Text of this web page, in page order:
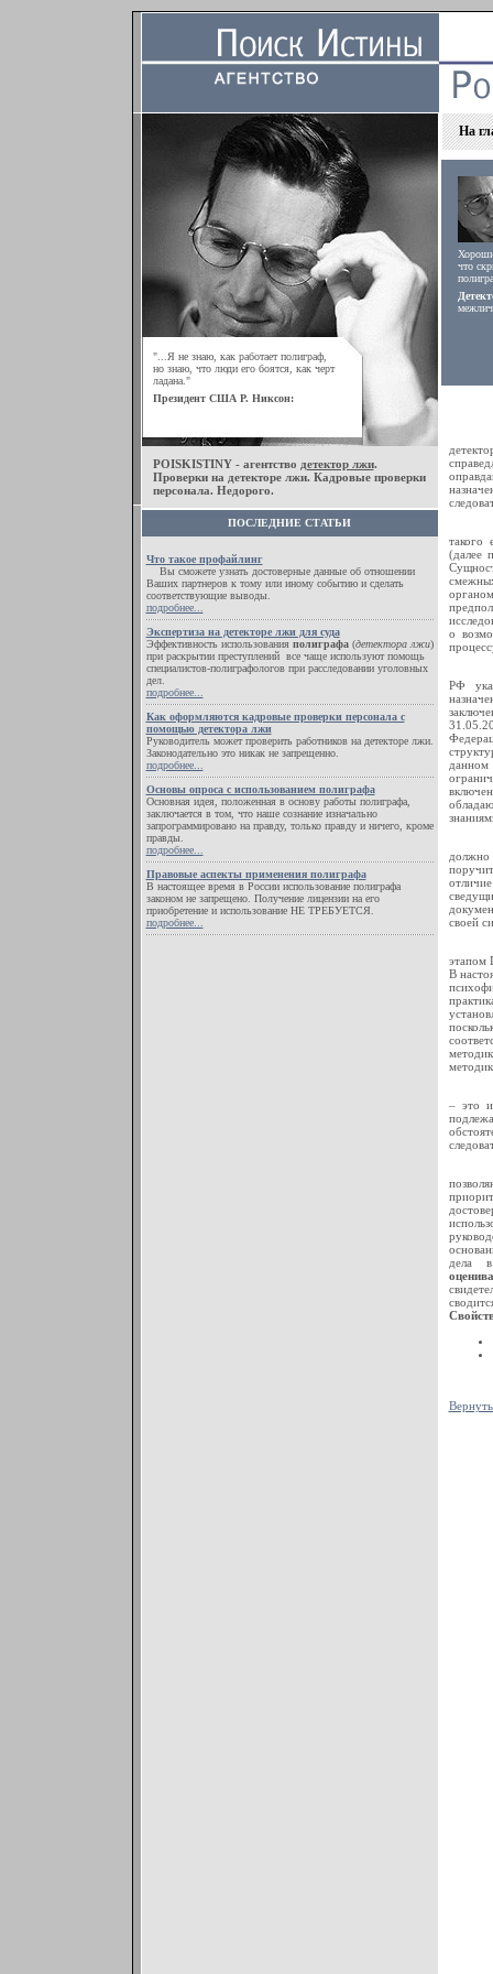
"...Я не знаю, как работает полиграф,
но знаю, что люди его боятся, как черт
ладана."
Президент США Р. Никсон:
POISKISTINY - агентство детектор лжи.
Проверки на детекторе лжи. Кадровые проверки
персонала. Недорого.
ПОСЛЕДНИЕ СТАТЬИ
Что такое профайлинг
Вы сможете узнать достоверные данные об отношении
Ваших партнеров к тому или иному событию и сделать
соответствующие выводы.
подробнее...
Экспертиза на детекторе лжи для суда
Эффективность использования полиграфа(детектора лжи)
при раскрытии преступлений все чаще используют помощь
специалистов-полиграфологов при расследовании уголовных
дел.
подробнее...
Как оформляются кадровые проверки персонала с
помощью детектора лжи
Руководитель может проверить работников на детекторе лжи.
Законодательно это никак не запрещенно.
подробнее...
Основы опроса с использованием полиграфа
Основная идея, положенная в основу работы полиграфа,
заключается в том, что наше сознание изначально
запрограммировано на правду, только правду и ничего, кроме
правды.
подробнее...
Правовые аспекты применения полиграфа
В настоящее время в России использование полиграфа
законом не запрещено. Получение лицензии на его
приобретение и использование НЕ ТРЕБУЕТСЯ.
подробнее...
На
что
такого
(далее
о
РФ
данном
должно
своей
этапом
В
– это
дела